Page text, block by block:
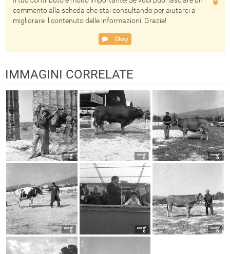
commento alla scheda che stai consultando per aiutarci a
migliorare il contenuto delle informazioni. Grazie!
Okay
IMMAGINI CORRELATE